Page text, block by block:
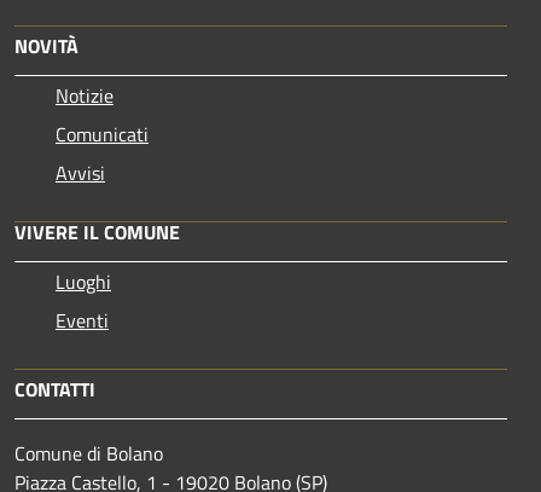
NOVITÀ
Notizie
Comunicati
Avvisi
VIVERE IL COMUNE
Luoghi
Eventi
CONTATTI
Comune di Bolano
Piazza Castello, 1 - 19020 Bolano (SP)